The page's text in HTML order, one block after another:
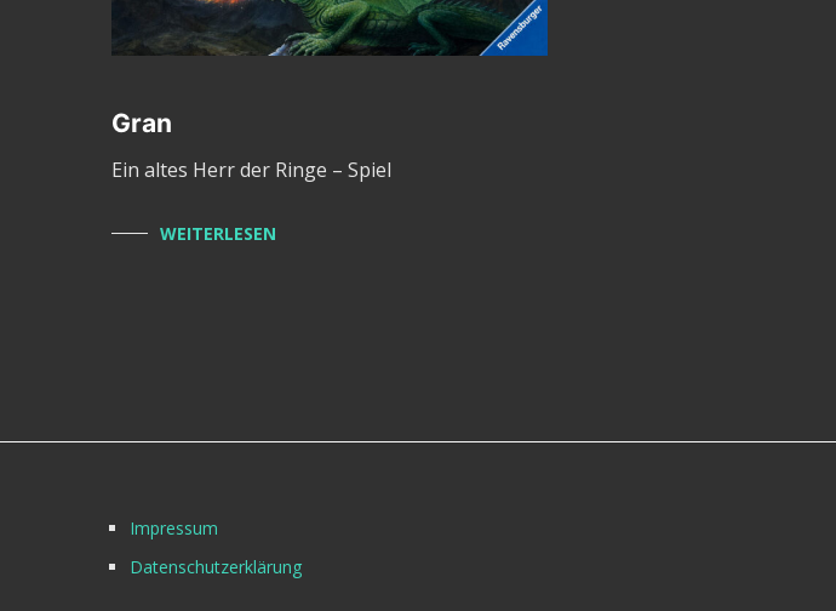
Gran
Ein altes Herr der Ringe – Spiel
WEITERLESEN
Impressum
Datenschutzerklärung